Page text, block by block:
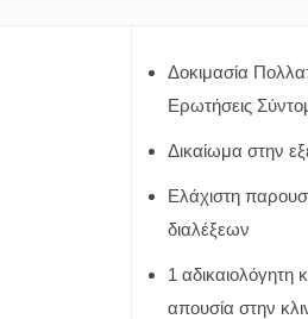
Δοκιμασία
Ερωτήσεις
Δικαίωμα στην
Ελάχιστη
διαλέξεων
1 αδικαιολόγητη
απουσία στην